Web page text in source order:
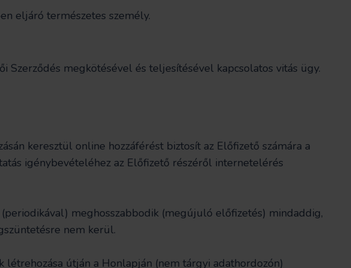
eljáró természetes személy.
Szerződés megkötésével és teljesítésével kapcsolatos vitás ügy.
keresztül online hozzáférést biztosít az Előfizető számára a
igénybevételéhez az Előfizető részéről internetelérés
meghosszabbodik (megújuló előfizetés) mindaddig,
nem kerül.
útján a Honlapján (nem tárgyi adathordozón)